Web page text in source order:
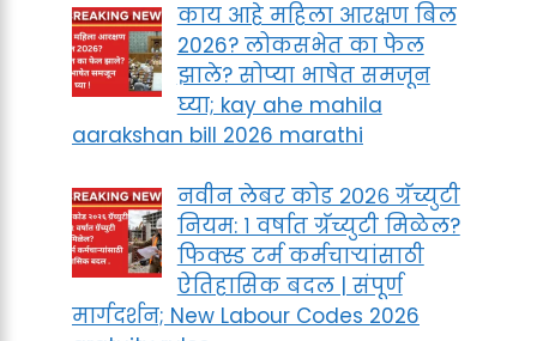
काय आहे महिला आरक्षण बिल
2026? लोकसभेत का फेल
झाले? सोप्या भाषेत समजून
घ्या; kay ahe mahila
aarakshan bill 2026 marathi
नवीन लेबर कोड २०२६ ग्रॅच्युटी
नियम: १ वर्षात ग्रॅच्युटी मिळेल?
फिक्स्ड टर्म कर्मचाऱ्यांसाठी
ऐतिहासिक बदल | संपूर्ण
मार्गदर्शन; New Labour Codes 2026